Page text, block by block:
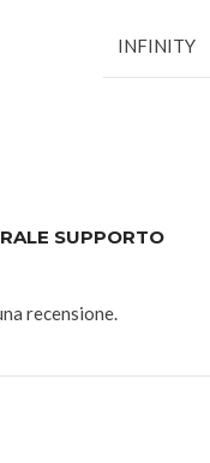
INFINITY
SUPPORTO
recensione.